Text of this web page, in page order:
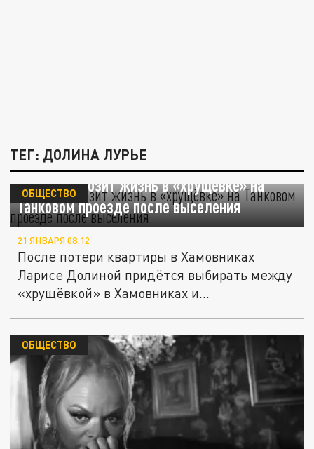
ТЕГ: ДОЛИНА ЛУРЬЕ
Долиной грозит жизнь в «хрущёвке» на
Танковом проезде после выселения
ОБЩЕСТВО
21 ЯНВАРЯ 08:12
После потери квартиры в Хамовниках
Ларисе Долиной придётся выбирать между
«хрущёвкой» в Хамовниках и...
ОБЩЕСТВО